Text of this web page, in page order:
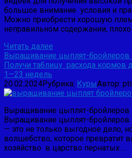
большое внимание условия и
Можно приобрести хорошую
неправильном содержании,
Читать далее
Выращивание цыплят-бройлеров
Получи таблицу расхода кормов
1—23 недель
20.02.2024Рубрика: КурыАвтор:
Выращивание цыплят-
Выращивание цыплят-
— это не только выгодное дело,
волшебство, которое превратит
хозяйство в царство пернатых….